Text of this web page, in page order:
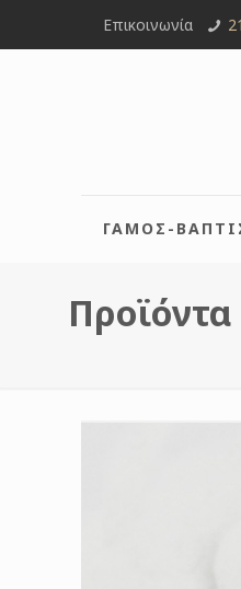
Επικοινωνία
ΓΑΜΟΣ-
Προϊόντα